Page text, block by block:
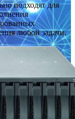
подходят для
любой задачи.